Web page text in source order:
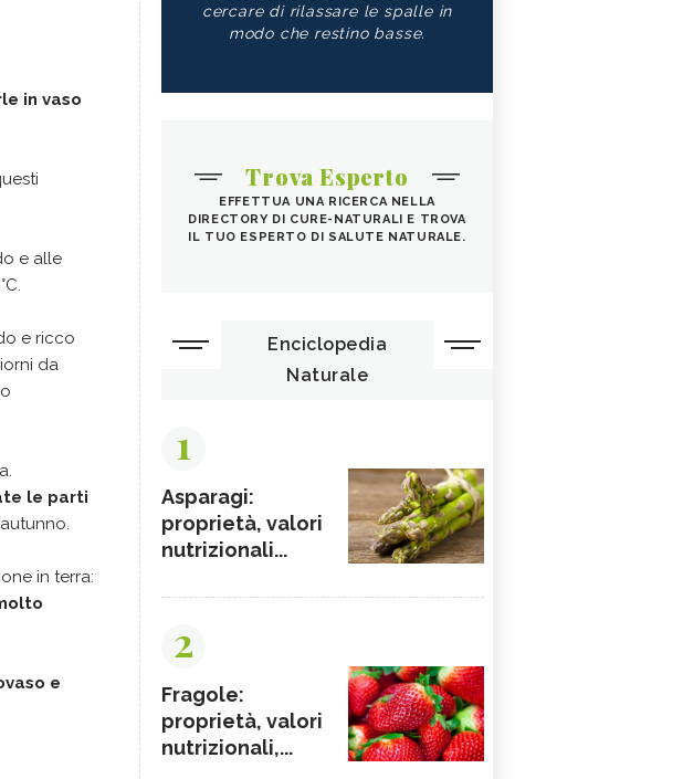
in vaso
e alle
e ricco
da
le parti
in terra:
e
cercare di rilassare le spalle in
modo che restino basse.
Trova Esperto
EFFETTUA UNA RICERCA NELLA
DIRECTORY DI CURE-NATURALI E TROVA
IL TUO ESPERTO DI SALUTE NATURALE.
Enciclopedia
Naturale
1
Asparagi:
proprietà, valori
nutrizionali...
2
Fragole:
proprietà, valori
nutrizionali,...